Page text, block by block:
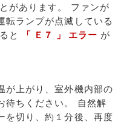
があります。 ファンが
転ランプが点滅している
と
「 Ｅ７ 」 エラー が
が上がり、室外機内部の
待ちください。 自然解
を切り、約１分後、再度